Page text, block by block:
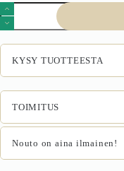
VENTO
GC-
60/82
karkass,
yläkaappi
astiankuivaajalla
käsityö
tammea.
määrä
KYSY TUOTTEESTA
TOIMITUS
Nouto on aina ilmainen!